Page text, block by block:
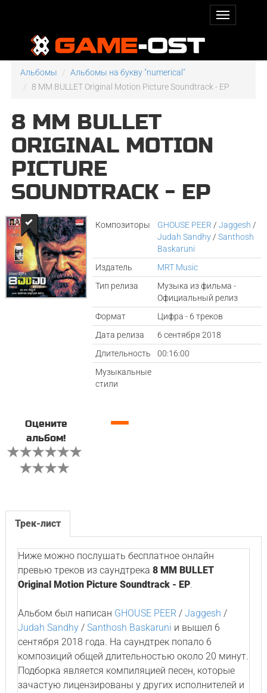
Альбомы
Альбомы на букву "numerical"
8 MM BULLET Original Motion Picture Soundtrack - EP
8 MM BULLET
ORIGINAL MOTION
PICTURE
SOUNDTRACK - EP
Композиторы GHOUSE PEER /Jaggesh /
Judah Sandhy /Santhosh
Baskaruni
Издатель
MRT Music
Тип релиза
Музыка из фильма -
Официальный релиз
Формат
Цифра - 6 треков
Дата релиза
6 сентября 2018
Длительность
00:16:00
Музыкальные
стили
Оцените
альбом!
—
Трек-лист
Ниже можно послушать бесплатное онлайн
превью треков из саундтрека 8 MM BULLET
Original Motion Picture Soundtrack - EP.
Альбом был написан GHOUSE PEER/ Jaggesh /
Judah Sandhy/ Santhosh Baskaruni и вышел 6
сентября 2018 года. На саундтрек попало 6
композиций общей длительностью около 20 минут.
Подборка является компиляцией песен, которые
зачастую лицензированы у других исполнителей и